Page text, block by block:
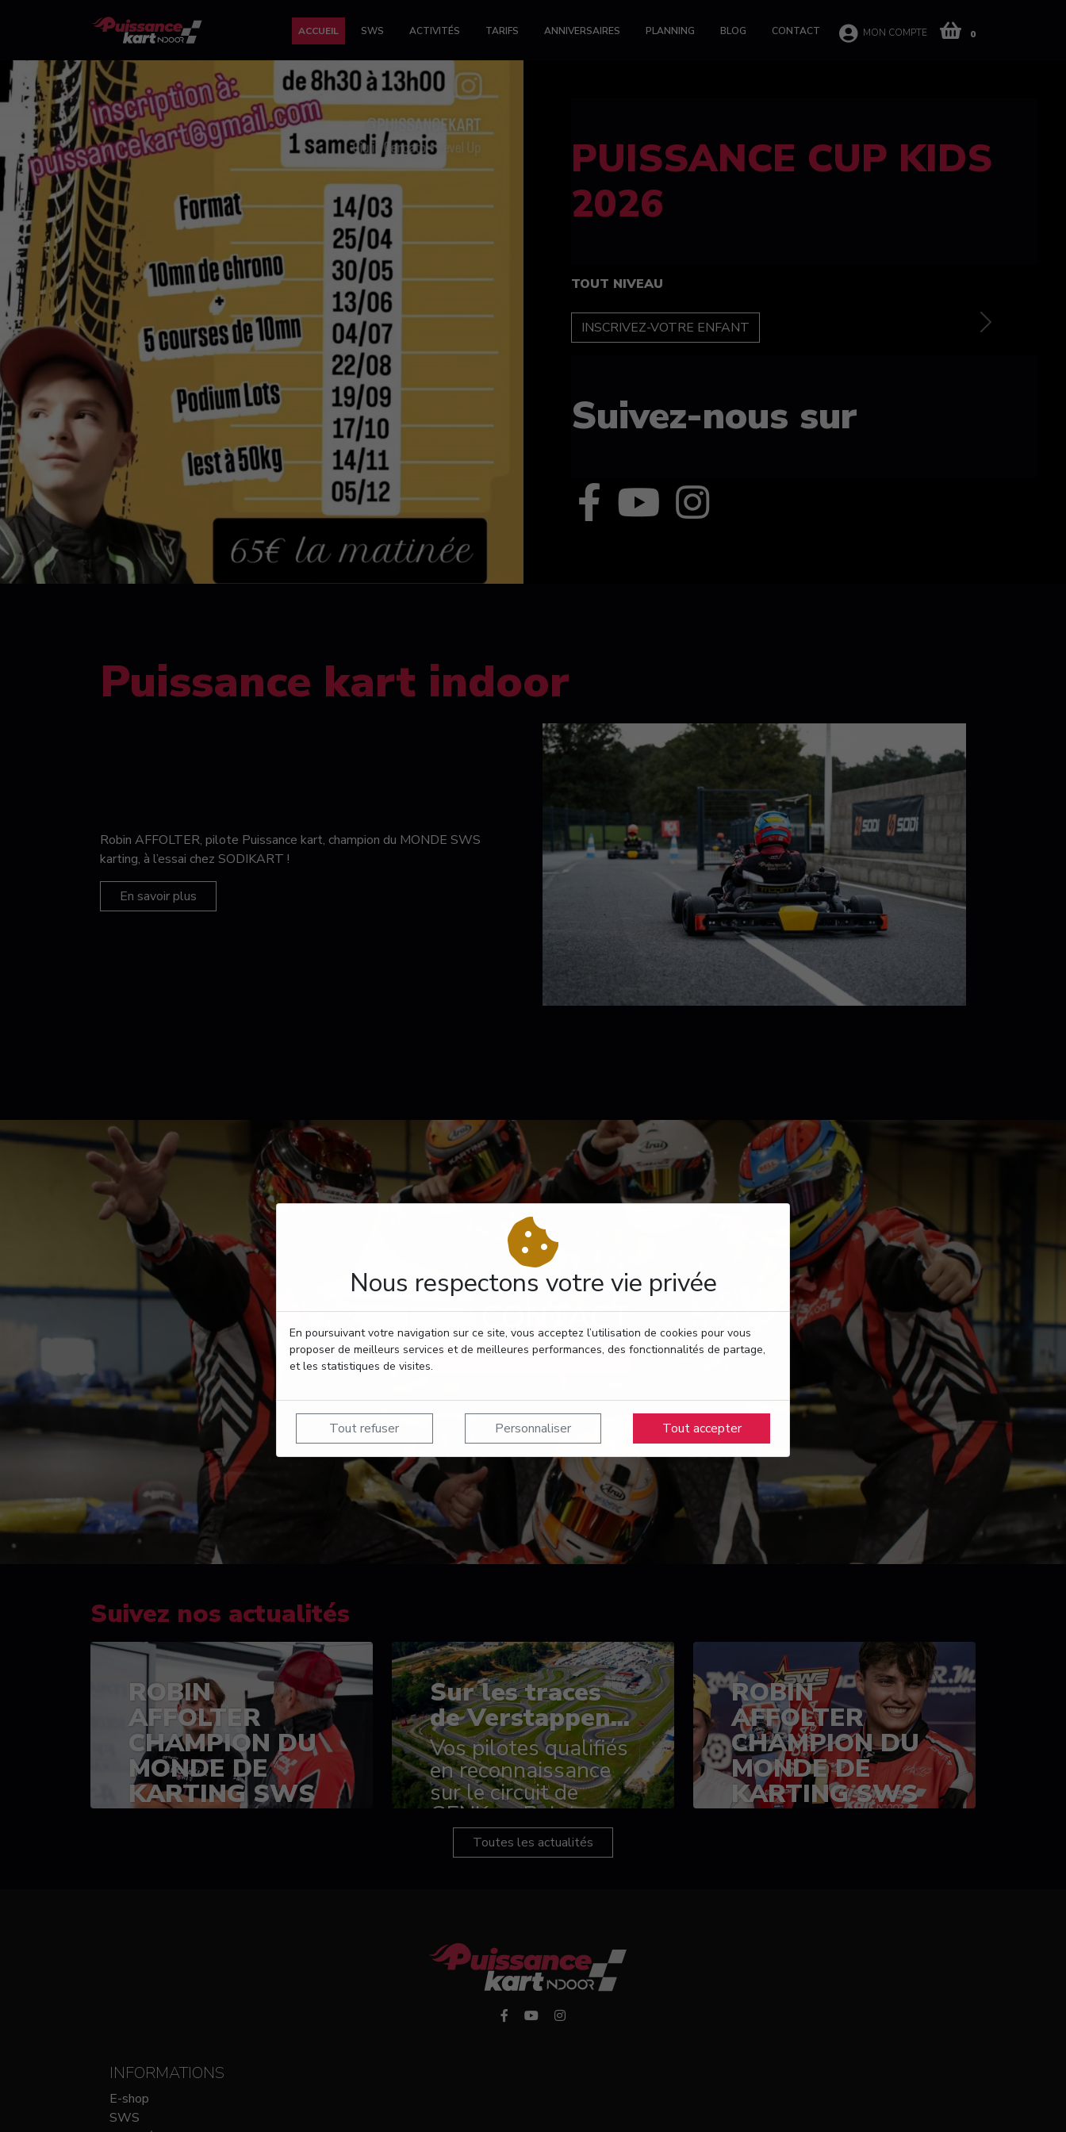
Nous respectons votre vie privée
En poursuivant votre navigation sur ce site, vous acceptez l’utilisation de cookies pour vous
proposer de meilleurs services et de meilleures performances, des fonctionnalités de partage,
et les statistiques de visites.
Tout refuser Personnaliser Tout accepter
ACCUEIL SWS ACTIVITÉS TARIFS ANNIVERSAIRES PLANNING BLOG CONTACT MON COMPTE 0
FELINE CUP 100%
féminine
TOUT NIVEAU
INSCRIPTION
Suivez-nous sur
Previous Next
Puissance kart indoor
Robin AFFOLTER, pilote Puissance kart, champion du MONDE SWS
karting, à l’essai chez SODIKART !
En savoir plus
CONTACT
RÉSERVEZ VOTRE PASSAGE
Suivez nos actualités
ROBIN
AFFOLTER
CHAMPION DU
MONDE DE
KARTING SWS
(SPRINT)
Sur les traces
de Verstappen...
Vos pilotes qualifiés
en reconnaissance
sur le circuit de
GENK en Belgique
ROBIN
AFFOLTER
CHAMPION DU
MONDE DE
KARTING SWS
Toutes les actualités
INFORMATIONS
E-shop
SWS